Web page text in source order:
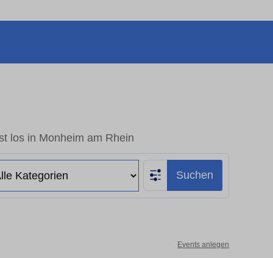
los in Monheim am Rhein
Suchen
Events anlegen